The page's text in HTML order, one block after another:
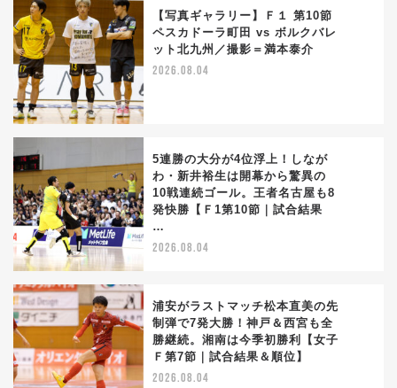
【写真ギャラリー】Ｆ１ 第10節
ペスカドーラ町田 vs ボルクバレ
ット北九州／撮影＝満本泰介
2026.08.04
5連勝の大分が4位浮上！しなが
わ・新井裕生は開幕から驚異の
10戦連続ゴール。王者名古屋も8
発快勝【Ｆ1第10節｜試合結果
…
2026.08.04
浦安がラストマッチ松本直美の先
制弾で7発大勝！神戸＆西宮も全
勝継続。湘南は今季初勝利【女子
Ｆ第7節｜試合結果＆順位】
2026.08.04